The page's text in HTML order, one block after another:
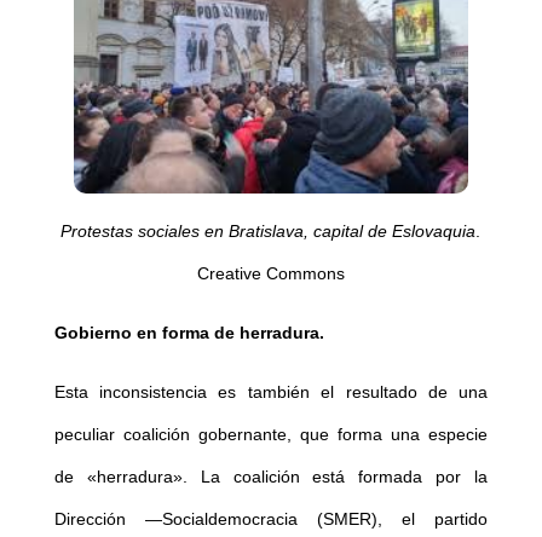
Protestas sociales en Bratislava, capital de Eslovaquia
Creative Commons
Gobierno en forma de herradura.
Esta inconsistencia es también el resultado de una
peculiar coalición gobernante, que forma una especie
de «herradura». La coalición está formada por la
Dirección —Socialdemocracia (SMER), el partido